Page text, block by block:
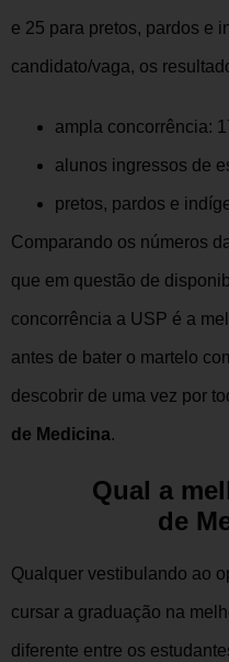
e 25 para pretos, pardos e
candidato/vaga, os
ampla concorrência:
alunos ingressos de
pretos, pardos e
Comparando os números
que em questão de
concorrência a USP é a
antes de bater o martelo
descobrir de uma vez por
de Medicina.
Qual a
de
Qualquer vestibulando ao
cursar a graduação na
diferente entre os